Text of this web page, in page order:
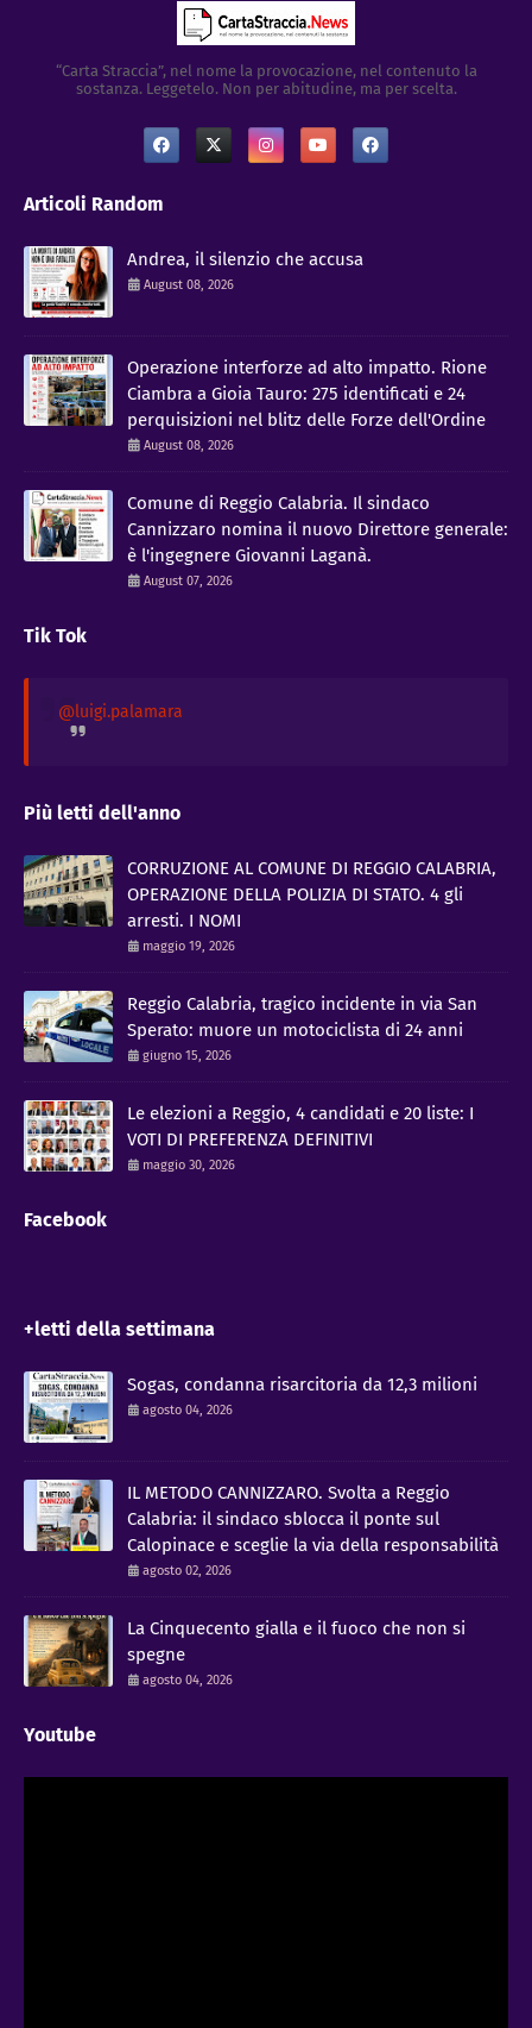
“Carta Straccia”, nel nome la provocazione, nel contenuto la
sostanza. Leggetelo. Non per abitudine, ma per scelta.
Articoli Random
Andrea, il silenzio che accusa
August 08, 2026
Operazione interforze ad alto impatto. Rione
Ciambra a Gioia Tauro: 275 identificati e 24
perquisizioni nel blitz delle Forze dell'Ordine
August 08, 2026
Comune di Reggio Calabria. Il sindaco
Cannizzaro nomina il nuovo Direttore generale:
è l'ingegnere Giovanni Laganà.
August 07, 2026
Tik Tok
@luigi.palamara
Più letti dell'anno
CORRUZIONE AL COMUNE DI REGGIO CALABRIA,
OPERAZIONE DELLA POLIZIA DI STATO. 4 gli
arresti. I NOMI
maggio 19, 2026
Reggio Calabria, tragico incidente in via San
Sperato: muore un motociclista di 24 anni
giugno 15, 2026
Le elezioni a Reggio, 4 candidati e 20 liste: I
VOTI DI PREFERENZA DEFINITIVI
maggio 30, 2026
Facebook
+letti della settimana
Sogas, condanna risarcitoria da 12,3 milioni
agosto 04, 2026
IL METODO CANNIZZARO​. Svolta a Reggio
Calabria: il sindaco sblocca il ponte sul
Calopinace e sceglie la via della responsabilità
agosto 02, 2026
La Cinquecento gialla e il fuoco che non si
spegne
agosto 04, 2026
Youtube